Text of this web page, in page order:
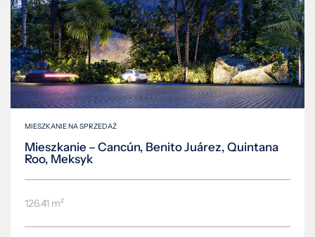
MIESZKANIE NA SPRZEDAŻ
Mieszkanie – Cancún, Benito Juárez, Quintana
Roo, Meksyk
126.41 m²